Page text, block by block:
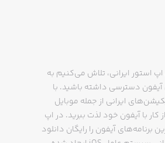
during an
استور ایرانی، تلاش می‌کنیم به
آیفون دسترسی داشته باشید. با
ایرانی از جمله موبایل
با آیفون خود لذت ببرید. در اپ
برنامه‌های آیفون را رایگان دانلود